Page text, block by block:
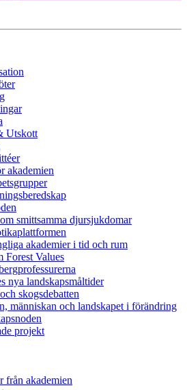
Utskott
akademien
smittsamma djursjukdomar
akademier i tid och rum
Forest Values
nya landskapsmåltider
skogsdebatten
människan och landskapet i förändring
projekt
från akademien